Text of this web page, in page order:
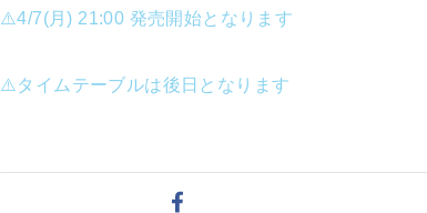
⚠️4/7(月) 21:00 発売開始となります
⚠️タイムテーブルは後日となります